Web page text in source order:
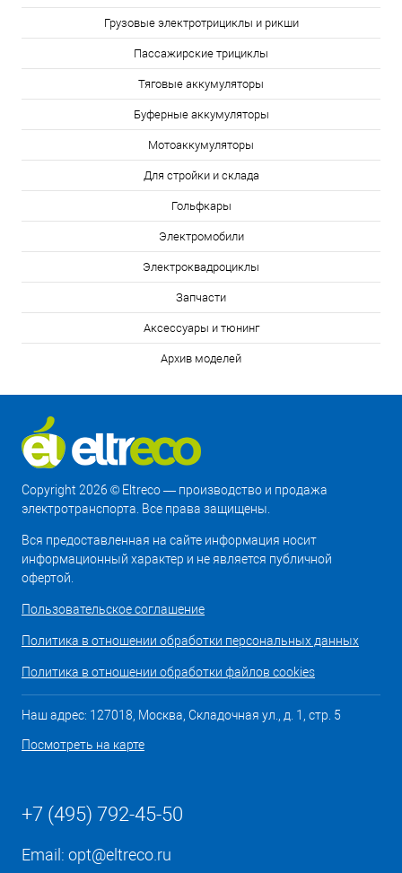
Грузовые электротрициклы и рикши
Пассажирские трициклы
Тяговые аккумуляторы
Буферные аккумуляторы
Мотоаккумуляторы
Для стройки и склада
Гольфкары
Электромобили
Электроквадроциклы
Запчасти
Аксессуары и тюнинг
Архив моделей
Copyright 2026 © Eltreco — производство и продажа
электротранспорта. Все права защищены.
Вся предоставленная на сайте информация носит
информационный характер и не является публичной
офертой.
Пользовательское соглашение
Политика в отношении обработки персональных данных
Политика в отношении обработки файлов cookies
Наш адрес: 127018, Москва, Складочная ул., д. 1, стр. 5
Посмотреть на карте
+7 (495) 792-45-50
Email: opt@eltreco.ru